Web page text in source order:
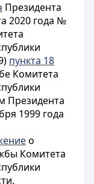
Президента
2020 года №
пункта 18
Комитета
Президента
1999 года
о
Комитета